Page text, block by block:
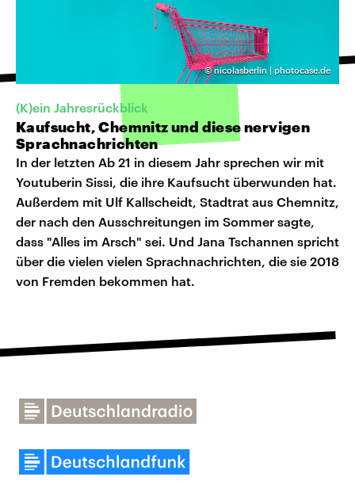
©nicolasberlin | photocase.de
(K)ein Jahresrückblick
Kaufsucht, Chemnitz und diese nervigen
Sprachnachrichten
In der letzten Ab 21 in diesem Jahr sprechen wir mit
Youtuberin Sissi, die ihre Kaufsucht überwunden hat.
Außerdem mit Ulf Kallscheidt, Stadtrat aus Chemnitz,
der nach den Ausschreitungen im Sommer sagte,
dass "Alles im Arsch" sei. Und Jana Tschannen spricht
über die vielen vielen Sprachnachrichten, die sie 2018
von Fremden bekommen hat.